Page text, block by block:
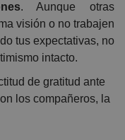
. Aunque otras
visión o no trabajen
tus expectativas, no
intacto.
de gratitud ante
los compañeros, la